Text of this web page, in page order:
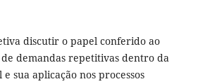
discutir o papel conferido ao
demandas repetitivas dentro da
sua aplicação nos processos